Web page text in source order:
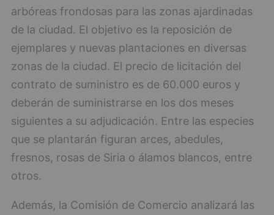
arbóreas frondosas para las zonas ajardinadas
de la ciudad. El objetivo es la reposición de
ejemplares y nuevas plantaciones en diversas
zonas de la ciudad. El precio de licitación del
contrato de suministro es de 60.000 euros y
deberán de suministrarse en los dos meses
siguientes a su adjudicación. Entre las especies
que se plantarán figuran arces, abedules,
fresnos, rosas de Siria o álamos blancos, entre
otros.
Además, la Comisión de Comercio analizará las